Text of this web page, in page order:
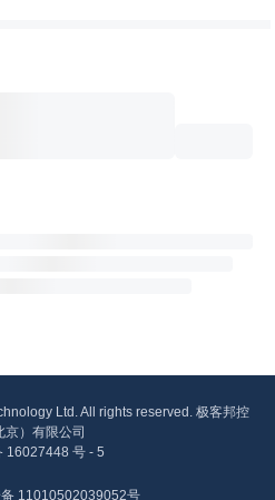
Ltd. All rights reserved. 极客邦控
京）有限公司
16027448 号 - 5
11010502039052号